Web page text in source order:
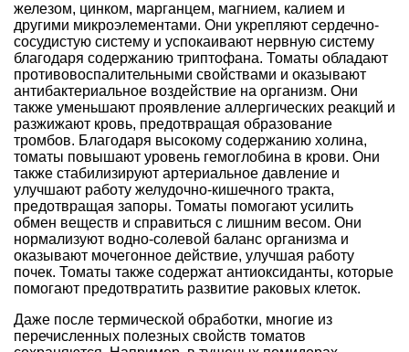
железом, цинком, марганцем, магнием, калием и
другими микроэлементами. Они укрепляют сердечно-
сосудистую систему и успокаивают нервную систему
благодаря содержанию триптофана. Томаты обладают
противовоспалительными свойствами и оказывают
антибактериальное воздействие на организм. Они
также уменьшают проявление аллергических реакций и
разжижают кровь, предотвращая образование
тромбов. Благодаря высокому содержанию холина,
томаты повышают уровень гемоглобина в крови. Они
также стабилизируют артериальное давление и
улучшают работу желудочно-кишечного тракта,
предотвращая запоры. Томаты помогают усилить
обмен веществ и справиться с лишним весом. Они
нормализуют водно-солевой баланс организма и
оказывают мочегонное действие, улучшая работу
почек. Томаты также содержат антиоксиданты, которые
помогают предотвратить развитие раковых клеток.
Даже после термической обработки, многие из
перечисленных полезных свойств томатов